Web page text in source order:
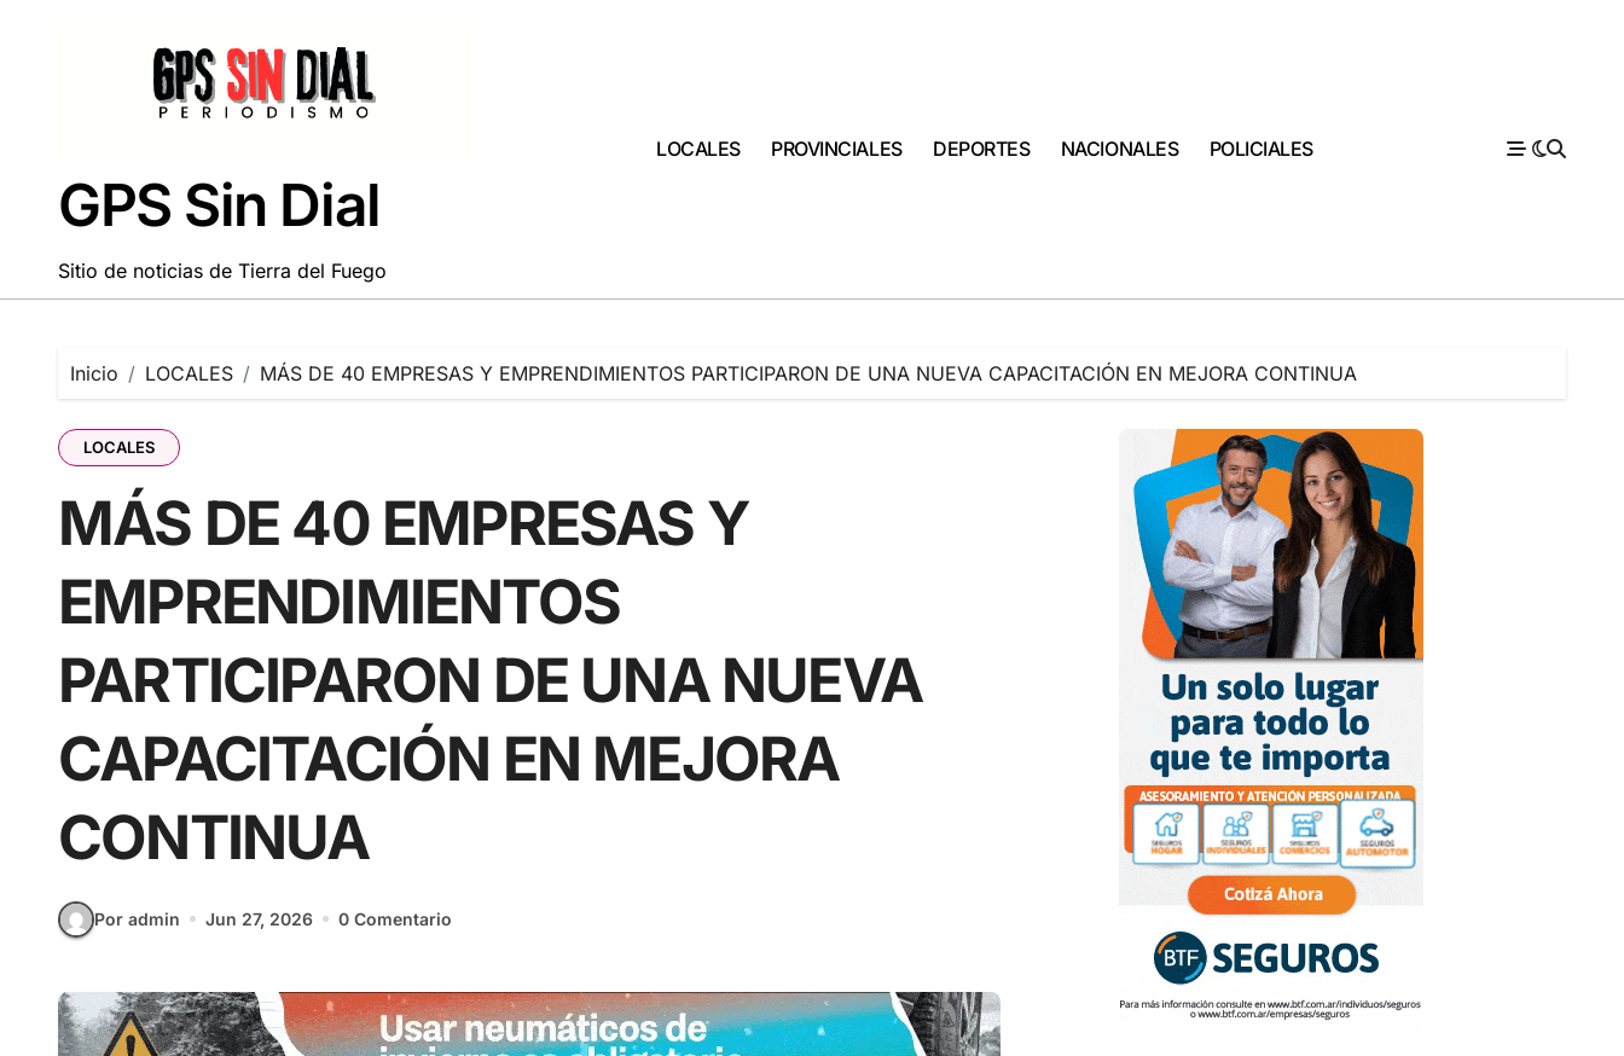
GPS Sin Dial
Sitio de noticias de Tierra del Fuego
LOCALES PROVINCIALES DEPORTES NACIONALES POLICIALES
Inicio LOCALES MÁS DE 40 EMPRESAS Y EMPRENDIMIENTOS PARTICIPARON DE UNA NUEVA CAPACITACIÓN EN MEJORA CONTINUA
LOCALES
MÁS DE 40 EMPRESAS Y
EMPRENDIMIENTOS
PARTICIPARON DE UNA NUEVA
CAPACITACIÓN EN MEJORA
CONTINUA
Por admin Jun 27, 2026 0 Comentario